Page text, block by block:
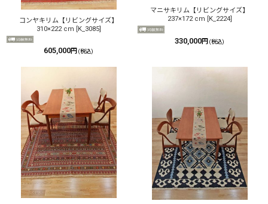
コンヤキリム【リビングサイズ】
310×222 cm [K_3085]
605,000円 (税込)
マニサキリム【リビングサイズ】
237×172 cm [K_2224]
330,000円 (税込)